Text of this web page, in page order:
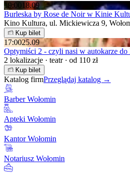
19:00 18.09
Burleska by Rose de Noir w Kinie
Kino Kultura, ul. Mickiewicza 9,
Kup bilet
17:0025.09
Optymiści 2 - czyli nasi w autokarze do
2 lokalizacje · teatr · od 110 zł
Kup bilet
Katalog firmPrzeglądaj katalog →
Barber Wołomin
Apteki Wołomin
Kantor Wołomin
Notariusz Wołomin